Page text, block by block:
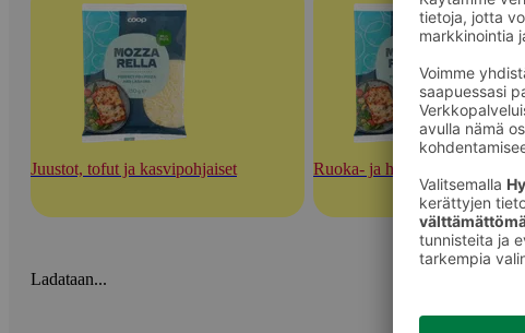
Juustot, tofut ja kasvipohjaiset Ruoka- ja herkuttelujuustot
Ladataan...